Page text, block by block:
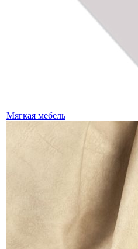
Мягкая мебель